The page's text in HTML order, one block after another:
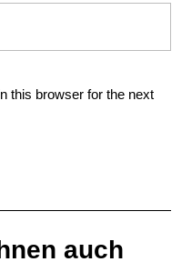
this browser for the next
auch